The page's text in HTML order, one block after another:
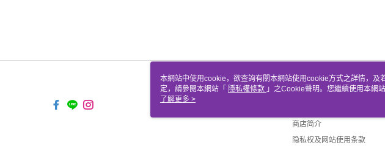
关于我们
商店简介
隐私权及网站使用条款
本網站中使用cookie，欲查詢有關本網站使用cookie方式之詳情，
定，請參閱本網站「 隱私權條款 」之Cookie聲明。您繼續使用本網
cookie。
了解更多 >